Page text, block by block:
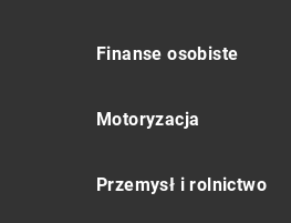
Finanse osobiste
Motoryzacja
Przemysł i rolnictwo